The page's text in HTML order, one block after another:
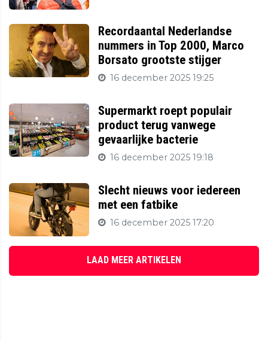
Recordaantal Nederlandse
nummers in Top 2000, Marco
Borsato grootste stijger
16 december 2025 19:25
Supermarkt roept populair
product terug vanwege
gevaarlijke bacterie
16 december 2025 19:18
Slecht nieuws voor iedereen
met een fatbike
16 december 2025 17:20
LAAD MEER ARTIKELEN